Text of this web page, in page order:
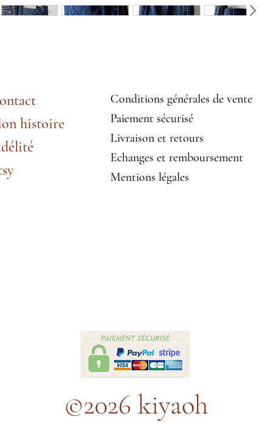
histoire
Conditions générales de vente
Paiement sécurisé
Livraison et retours
Echanges et remboursement
Mentions légales
©2026 kiyaoh